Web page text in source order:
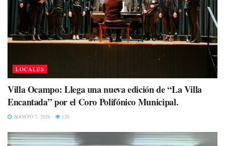
LOCALES
Villa Ocampo: Llega una nueva edición de “La Villa
Encantada” por el Coro Polifónico Municipal.
AGOSTO 7, 2026 120